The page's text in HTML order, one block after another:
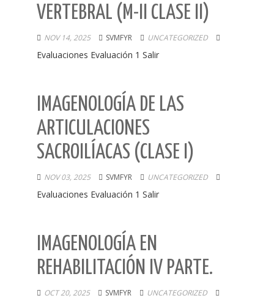
VERTEBRAL (M-II CLASE II)
NOV 14, 2025 SVMFYR UNCATEGORIZED
Evaluaciones Evaluación 1 Salir
IMAGENOLOGÍA DE LAS
ARTICULACIONES
SACROILÍACAS (CLASE I)
NOV 03, 2025 SVMFYR UNCATEGORIZED
Evaluaciones Evaluación 1 Salir
IMAGENOLOGÍA EN
REHABILITACIÓN IV PARTE.
OCT 20, 2025 SVMFYR UNCATEGORIZED